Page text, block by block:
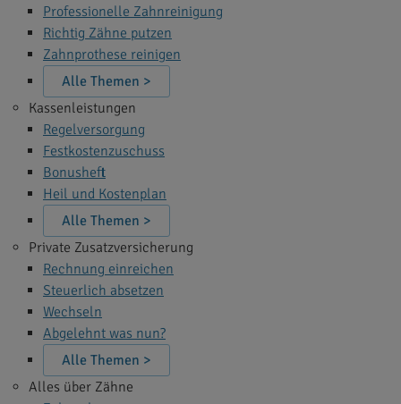
Professionelle Zahnreinigung
Richtig Zähne putzen
Zahnprothese reinigen
Alle Themen >
Kassenleistungen
Regelversorgung
Festkostenzuschuss
Bonusheft
Heil und Kostenplan
Alle Themen >
Private Zusatzversicherung
Rechnung einreichen
Steuerlich absetzen
Wechseln
Abgelehnt was nun?
Alle Themen >
Alles über Zähne